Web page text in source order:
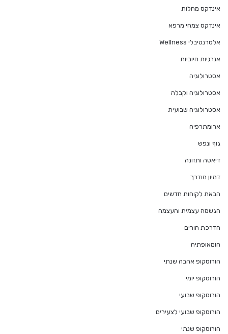
אינדקס מחלות
אינדקס צמחי מרפא
אלטרנטיבלי Wellness
אנרגיות חיוביות
אסטרולוגיה
אסטרולוגיה וקבלה
אסטרולוגיה שבועית
ארומתרפיה
גוף ונפש
דיאטה ותזונה
דמיון מודרך
הבאת לקוחות חדשים
הגשמה עצמית והעצמה
הדרכת הורים
הומאופתיה
הורוסקופ אהבה שנתי
הורוסקופ יומי
הורוסקופ שבועי
הורוסקופ שבועי לצעירים
הורוסקופ שנתי